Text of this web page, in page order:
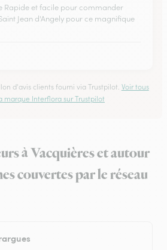
Rapide et facile pour commander
Jean d'Angely pour ce magnifique
d'avis clients fourni via Trustpilot. Voir tous
marque Interflora sur Trustpilot
à Vacquières et autour
couvertes par le réseau